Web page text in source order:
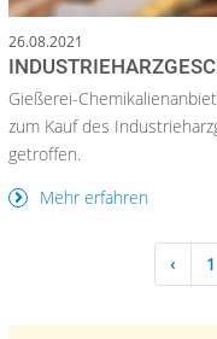
26.08.2021
Gießerei-
zum Kauf des
getroffen.
Mehr erfahren
‹ 1